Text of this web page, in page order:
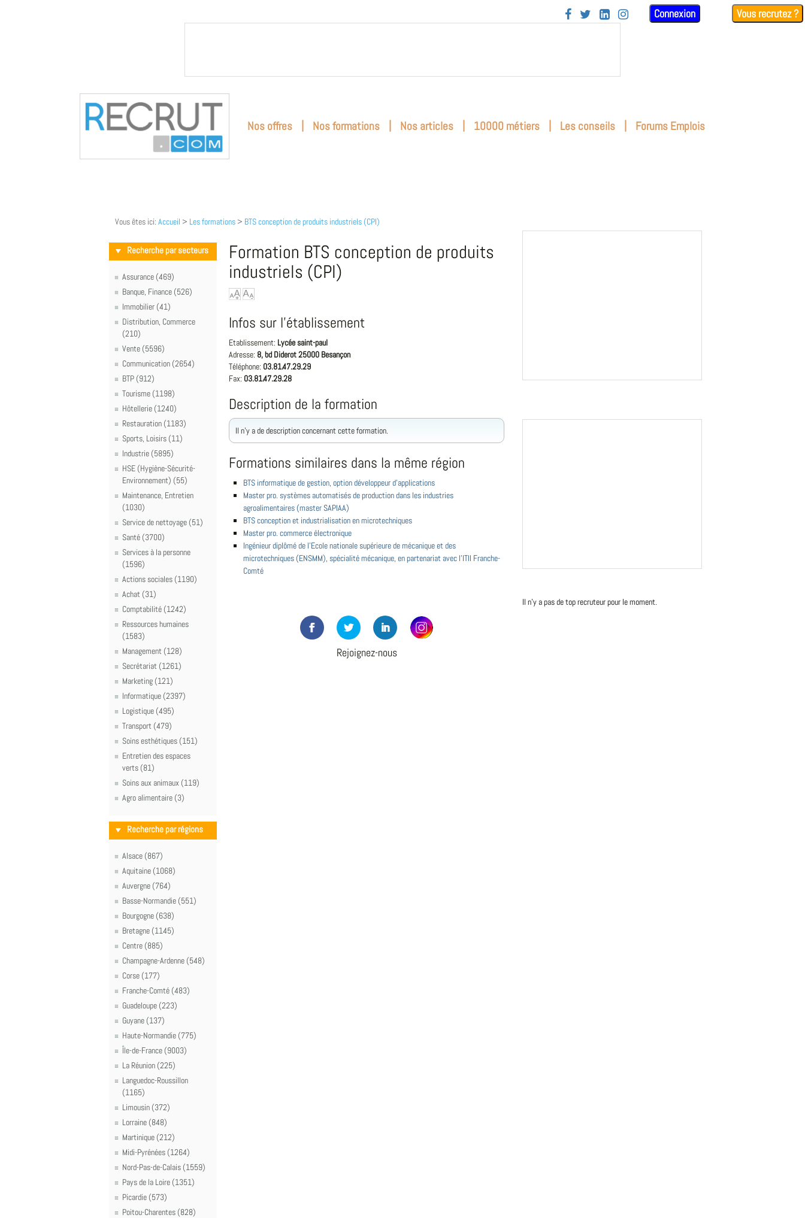
    Connexion Vous recrutez ?
Nos offres | Nos formations | Nos articles | 10000 métiers | Les conseils | Forums Emplois
Vous êtes ici: Accueil > Les formations > BTS conception de produits industriels (CPI)
Recherche par secteurs
Assurance (469)
Banque, Finance (526)
Immobilier (41)
Distribution, Commerce
(210)
Vente (5596)
Communication (2654)
BTP (912)
Tourisme (1198)
Hôtellerie (1240)
Restauration (1183)
Sports, Loisirs (11)
Industrie (5895)
HSE (Hygiène-Sécurité-
Environnement) (55)
Maintenance, Entretien
(1030)
Service de nettoyage (51)
Santé (3700)
Services à la personne
(1596)
Actions sociales (1190)
Achat (31)
Comptabilité (1242)
Ressources humaines
(1583)
Management (128)
Secrétariat (1261)
Marketing (121)
Informatique (2397)
Logistique (495)
Transport (479)
Soins esthétiques (151)
Entretien des espaces
verts (81)
Soins aux animaux (119)
Agro alimentaire (3)
Recherche par régions
Alsace (867)
Aquitaine (1068)
Auvergne (764)
Basse-Normandie (551)
Bourgogne (638)
Bretagne (1145)
Centre (885)
Champagne-Ardenne (548)
Corse (177)
Franche-Comté (483)
Guadeloupe (223)
Guyane (137)
Haute-Normandie (775)
Île-de-France (9003)
La Réunion (225)
Languedoc-Roussillon
(1165)
Limousin (372)
Lorraine (848)
Martinique (212)
Midi-Pyrénées (1264)
Nord-Pas-de-Calais (1559)
Pays de la Loire (1351)
Picardie (573)
Poitou-Charentes (828)
Formation BTS conception de produits
industriels (CPI)
Infos sur l'établissement
Etablissement: Lycée saint-paul
Adresse: 8, bd Diderot 25000 Besançon
Téléphone: 03.81.47.29.29
Fax: 03.81.47.29.28
Description de la formation
Il n'y a de description concernant cette formation.
Formations similaires dans la même région
BTS informatique de gestion, option développeur d'applications
Master pro. systèmes automatisés de production dans les industries
agroalimentaires (master SAPIAA)
BTS conception et industrialisation en microtechniques
Master pro. commerce électronique
Ingénieur diplômé de l'Ecole nationale supérieure de mécanique et des
microtechniques (ENSMM), spécialité mécanique, en partenariat avec l'ITII Franche-
Comté
Rejoignez-nous
Il n'y a pas de top recruteur pour le moment.